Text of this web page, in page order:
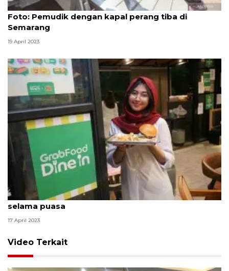
Foto
Foto: Pemudik dengan kapal perang tiba di
Semarang
19 April 2023
GrabFood ubah Karen's Diner jadi "Kareem's Diner"
selama puasa
17 April 2023
Video Terkait